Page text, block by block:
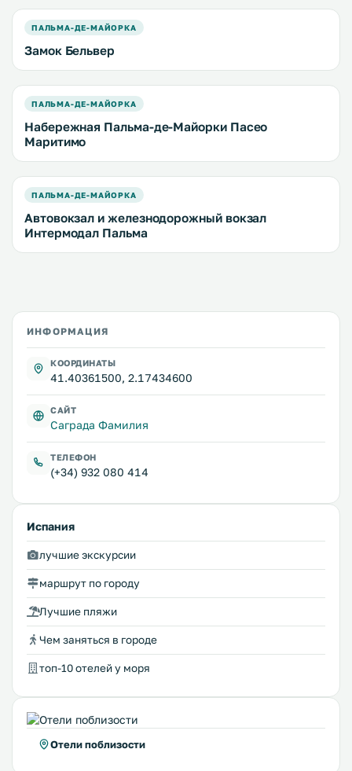
ПАЛЬМА-ДЕ-МАЙОРКА
Замок Бельвер
ПАЛЬМА-ДЕ-МАЙОРКА
Набережная Пальма-де-Майорки Пасео
Маритимо
ПАЛЬМА-ДЕ-МАЙОРКА
Автовокзал и железнодорожный вокзал
Интермодал Пальма
ИНФОРМАЦИЯ
КООРДИНАТЫ
41.40361500, 2.17434600
САЙТ
Саграда Фамилия
ТЕЛЕФОН
(+34) 932 080 414
Испания
лучшие экскурсии
маршрут по городу
Лучшие пляжи
Чем заняться в городе
топ-10 отелей у моря
Отели поблизости